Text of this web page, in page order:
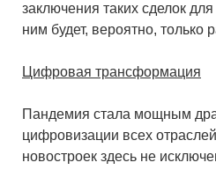
заключения таких сделок
ним будет, вероятно, только
Цифровая трансформация
Пандемия стала мощным
цифровизации всех
новостроек здесь не